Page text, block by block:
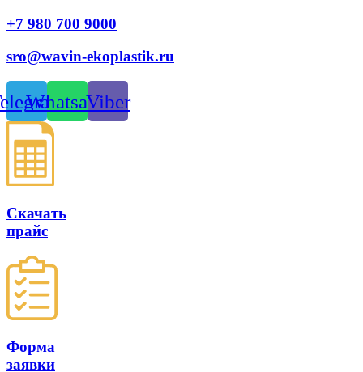
+7 980 700 9000
sro@wavin-ekoplastik.ru
WhatsappViber
Скачать
прайс
Форма
заявки